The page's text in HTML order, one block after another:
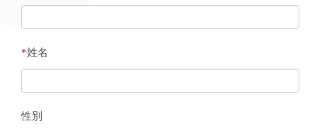
*姓名
性別